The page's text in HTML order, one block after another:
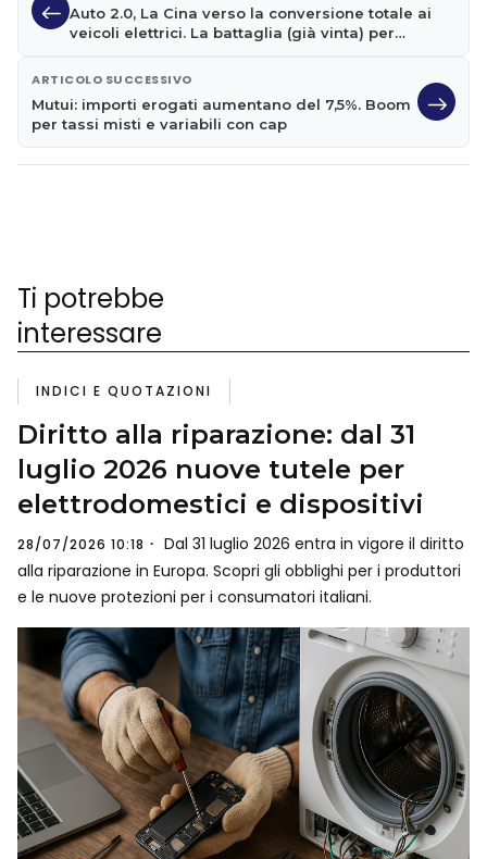
Auto 2.0, La Cina verso la conversione totale ai
veicoli elettrici. La battaglia (già vinta) per
ARTICOLO SUCCESSIVO
Mutui: importi erogati aumentano del 7,5%. Boom
per tassi misti e variabili con cap
Ti potrebbe
interessare
INDICI E QUOTAZIONI
Diritto alla riparazione: dal 31
luglio 2026 nuove tutele per
elettrodomestici e dispositivi
28/07/2026 10:18
Dal 31 luglio 2026 entra in vigore il diritto
alla riparazione in Europa. Scopri gli obblighi per i produttori
e le nuove protezioni per i consumatori italiani.